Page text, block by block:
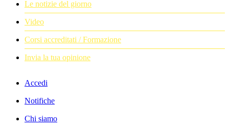
Le notizie del giorno
Video
Corsi accreditati / Formazione
Invia la tua opinione
Accedi
Notifiche
Chi siamo